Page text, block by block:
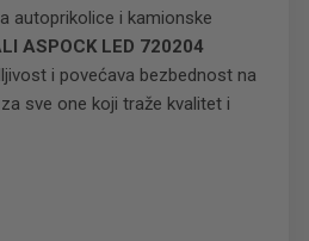
autoprikolice i kamionske
ASPOCK LED 720204
i povećava bezbednost na
sve one koji traže kvalitet i